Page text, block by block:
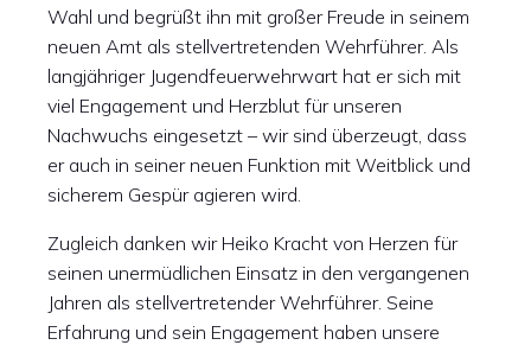
Wahl und begrüßt ihn mit großer Freude in seinem
neuen Amt als stellvertretenden Wehrführer. Als
langjähriger Jugendfeuerwehrwart hat er sich mit
viel Engagement und Herzblut für unseren
Nachwuchs eingesetzt – wir sind überzeugt, dass
er auch in seiner neuen Funktion mit Weitblick und
sicherem Gespür agieren wird.
Zugleich danken wir Heiko Kracht von Herzen für
seinen unermüdlichen Einsatz in den vergangenen
Jahren als stellvertretender Wehrführer. Seine
Erfahrung und sein Engagement haben unsere